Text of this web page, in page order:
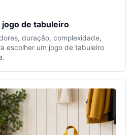
de tabuleiro
duração, complexidade,
escolher um jogo de tabuleiro